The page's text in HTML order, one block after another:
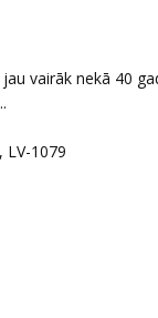
vairāk nekā 40
, LV-1079